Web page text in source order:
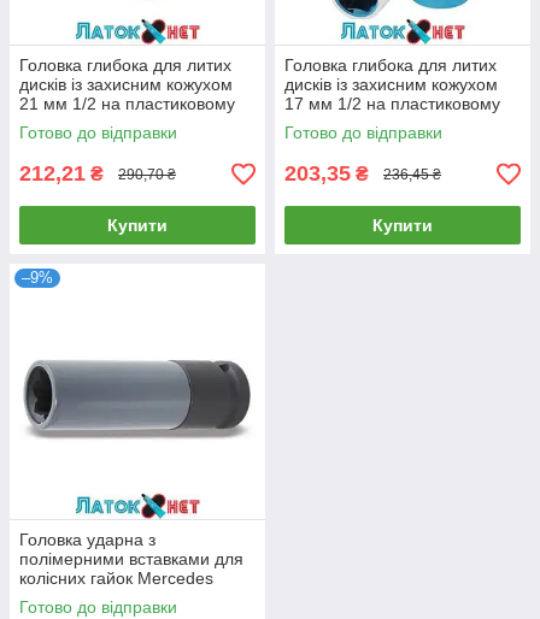
Головка глибока для литих
дисків із захисним кожухом
21 мм 1/2 на пластиковому
тримачі F-4458521C Forsage
Готово до відправки
212,21 ₴ 290,70 ₴
Купити
Головка глибока для литих
дисків із захисним кожухом
17 мм 1/2 на пластиковому
тримачі RF-4458517C Rock
Force
Готово до відправки
203,35 ₴ 236,45 ₴
Купити
–9%
Головка ударна з
полімерними вставками для
колісних гайок Mercedes
007200631 Beta
Готово до відправки